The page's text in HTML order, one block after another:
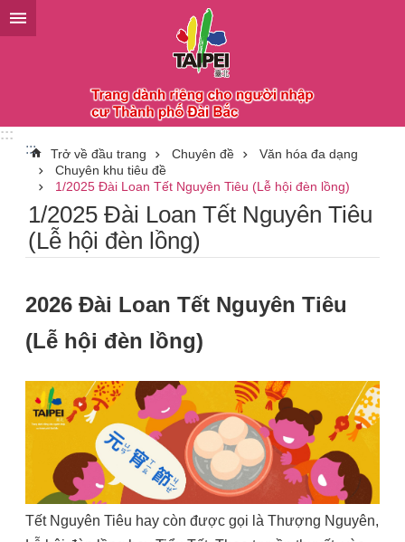
Chuyển đến khối nội dung chính
:::
:::
Trở về đầu trang Chuyên đề
Văn hóa đa dạng
Chuyên khu tiêu đề
1/2025 Đài Loan Tết Nguyên Tiêu (Lễ hội đèn lồng)
1/2025 Đài Loan Tết Nguyên Tiêu
(Lễ hội đèn lồng)
2026 Đài Loan Tết Nguyên Tiêu
(Lễ hội đèn lồng)
Tết Nguyên Tiêu hay còn được gọi là Thượng Nguyên,